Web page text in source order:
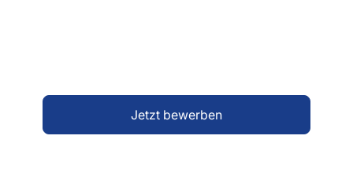
Jetzt bewerben